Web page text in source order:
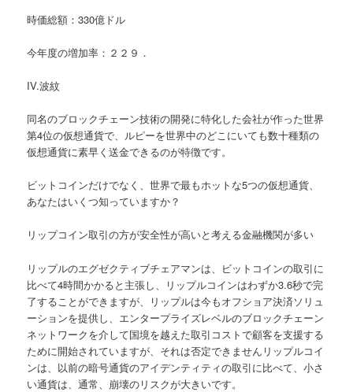
時価総額：330億ドル
今年度の増加率：２２９．
IV.波紋
同名のブロックチェーン技術の開発に特化した会社が作った世界
第4位の仮想通貨で、ルピーを世界中のどこにいても数十種類の
仮想通貨に素早く送金できるのが特徴です。
ビットコインだけでなく、世界で最もホットな5つの仮想通貨、
あなたはいくつ知っていますか？
リップコイン取引の方が安全性が高いと考える金融機関が多い
リップルのエグゼクティブチェアマンは、ビットコインの取引に
比べて4時間かかると主張し、リップルコインはわずか3.6秒で完
了することができますが、リップルは今もオフショア決済ソリュ
ーションを提供し、エンタープライズレベルのブロックチェーン
ネットワークを介して国境を越えた取引コストで顧客を支援する
ために開始されていますが、それは否定できませんリップルコイ
ンは、以前の暗号通貨のアイデンティティの取引に比べて、小さ
い通貨は、通常、崩壊のリスクが大きいです。